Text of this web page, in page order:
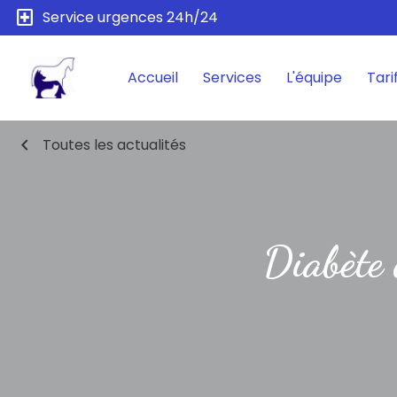
local_hospital Service urgences 24h/24
Accueil Services L'équipe
chevron_left Toutes les actualités
Diabète